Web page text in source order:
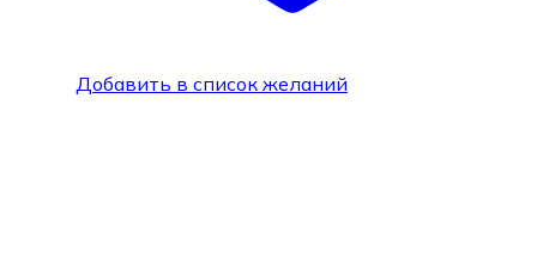
Добавить в список желаний